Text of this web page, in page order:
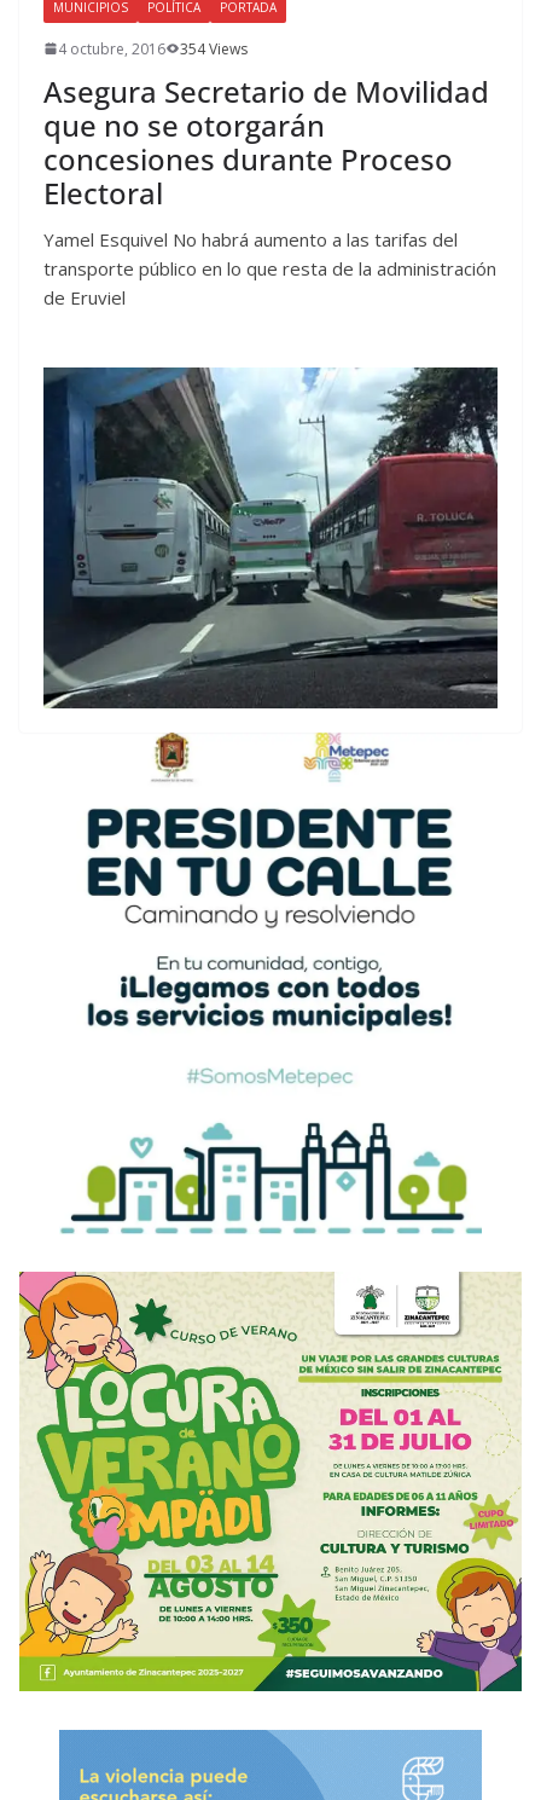
MUNICIPIOS POLÍTICA PORTADA
4 octubre, 2016 354 Views
Asegura Secretario de Movilidad
que no se otorgarán
concesiones durante Proceso
Electoral
Yamel Esquivel No habrá aumento a las tarifas del
transporte público en lo que resta de la administración
de Eruviel